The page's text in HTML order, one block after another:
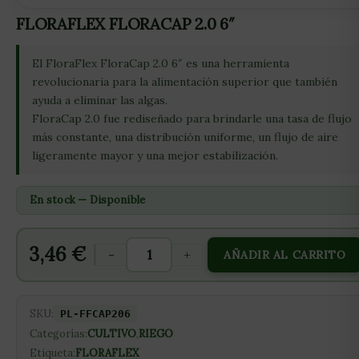
FLORAFLEX FLORACAP 2.0 6″
El FloraFlex FloraCap 2.0 6″ es una herramienta
revolucionaria para la alimentación superior que también
ayuda a eliminar las algas.
FloraCap 2.0 fue rediseñado para brindarle una tasa de flujo
más constante, una distribución uniforme, un flujo de aire
ligeramente mayor y una mejor estabilización.
En stock — Disponible
3,46 € - + AÑADIR AL CARRITO
SKU: PL-FFCAP206
Categorías:CULTIVO,RIEGO
Etiqueta:FLORAFLEX